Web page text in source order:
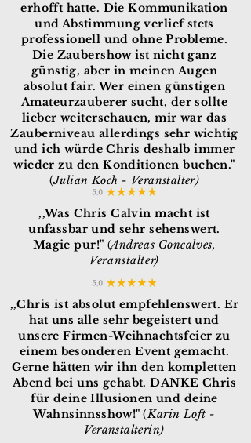
erhofft hatte. Die Kommunikation
und Abstimmung verlief stets
professionell und ohne Probleme.
Die Zaubershow ist nicht ganz
günstig, aber in meinen Augen
absolut fair. Wer einen günstigen
Amateurzauberer sucht, der sollte
lieber weiterschauen, mir war das
Zauberniveau allerdings sehr wichtig
und ich würde Chris deshalb immer
wieder zu den Konditionen buchen."
(Julian Koch - Veranstalter)
,,Was Chris Calvin macht ist
unfassbar und sehr sehenswert.
Magie pur!" (Andreas Goncalves,
Veranstalter)
,,Chris ist absolut empfehlenswert. Er
hat uns alle sehr begeistert und
unsere Firmen-Weihnachtsfeier zu
einem besonderen Event gemacht.
Gerne hätten wir ihn den kompletten
Abend bei uns gehabt. DANKE Chris
für deine Illusionen und deine
Wahnsinnsshow!" (Karin Loft -
Veranstalterin)